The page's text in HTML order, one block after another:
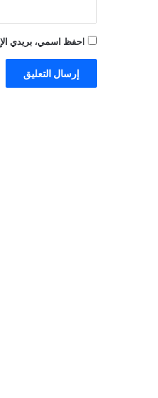
احفظ اسمي، بريدي